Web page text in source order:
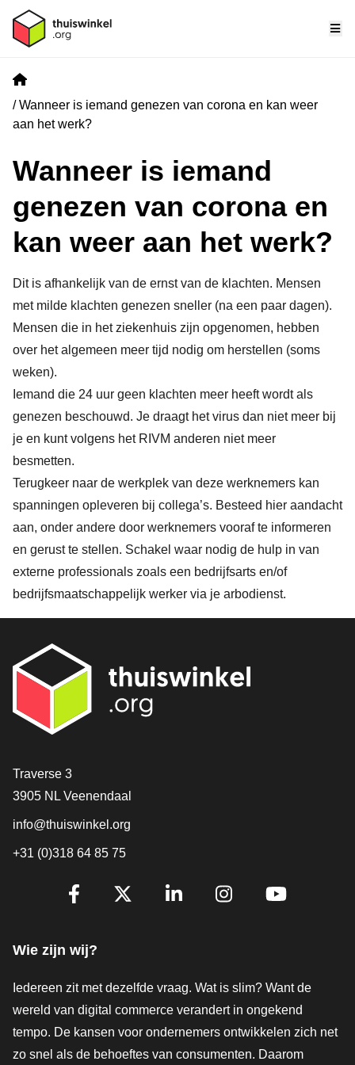
Home
Wanneer is iemand genezen van corona en kan weer
aan het werk?
Wanneer is iemand
genezen van corona en
kan weer aan het werk?
Dit is afhankelijk van de ernst van de klachten. Mensen
met milde klachten genezen sneller (na een paar dagen).
Mensen die in het ziekenhuis zijn opgenomen, hebben
over het algemeen meer tijd nodig om herstellen (soms
weken).
Iemand die 24 uur geen klachten meer heeft wordt als
genezen beschouwd. Je draagt het virus dan niet meer bij
je en kunt volgens het RIVM anderen niet meer
besmetten.
Terugkeer naar de werkplek van deze werknemers kan
spanningen opleveren bij collega’s. Besteed hier aandacht
aan, onder andere door werknemers vooraf te informeren
en gerust te stellen. Schakel waar nodig de hulp in van
externe professionals zoals een bedrijfsarts en/of
bedrijfsmaatschappelijk werker via je arbodienst.
Contact
Traverse 3
3905 NL Veenendaal
info@thuiswinkel.org
+31 (0)318 64 85 75
Volg je ons al?
Wie zijn wij?
Iedereen zit met dezelfde vraag. Wat is slim? Want de
wereld van digital commerce verandert in ongekend
tempo. De kansen voor ondernemers ontwikkelen zich net
zo snel als de behoeftes van consumenten. Daarom